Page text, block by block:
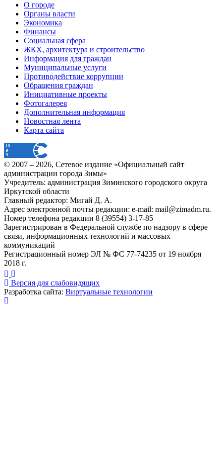
О городе
Органы власти
Экономика
Финансы
Социальная сфера
ЖКХ, архитектура и строительство
Информация для граждан
Муниципальные услуги
Противодействие коррупции
Обращения граждан
Инициативные проекты
Фотогалерея
Дополнительная информация
Новостная лента
Карта сайта
© 2007 – 2026, Сетевое издание «Официальный сайт
администрации города Зимы»
Учредитель: администрация Зиминского городского округа
Иркутской области
Главный редактор: Мигай Д. А.
Адрес электронной почты редакции: e-mail: mail@zimadm.ru.
Номер телефона редакции 8 (39554) 3-17-85
Зарегистрирован в Федеральной службе по надзору в сфере
связи, информационных технологий и массовых
коммуникаций
Регистрационный номер ЭЛ № ФС 77-74235 от 19 ноября
2018 г.
Версия для слабовидящих
Разработка сайта: Виртуальные технологии